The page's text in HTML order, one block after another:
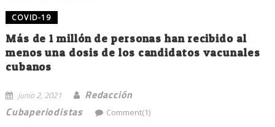
COVID-19
Más de 1 millón de personas han recibido al
menos una dosis de los candidatos vacunales
cubanos
junio 2, 2021
Redacción
Cubaperiodistas
Comment(1)